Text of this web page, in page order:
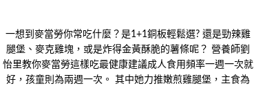
一想到麥當勞你常吃什麼？是1+1銅板輕鬆選? 還是勁辣雞
腿堡、麥克雞塊，或是炸得金黃酥脆的薯條呢？ 營養師劉
怡里教你麥當勞這樣吃最健康建議成人食用頻率一週一次就
好，孩童則為兩週一次。 其中她力推嫩煎雞腿堡，主食為